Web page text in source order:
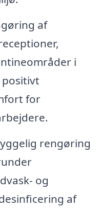
af
i
positivt
for
rengøring
og
af